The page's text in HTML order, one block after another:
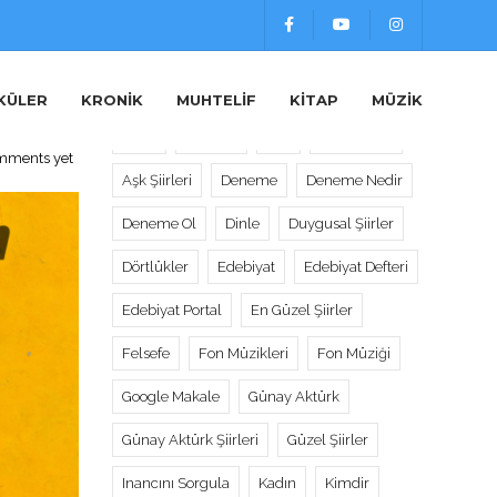
KRONIK MUHTELIF KITAP MÜZIK
yet
Aşk Şiirleri Deneme Deneme Nedir
Deneme Ol Dinle Duygusal Şiirler
Dörtlükler Edebiyat Edebiyat Defteri
Edebiyat Portal En Güzel Şiirler
Felsefe Fon Müzikleri Fon Müziği
Google Makale Günay Aktürk
Günay Aktürk Şiirleri Güzel Şiirler
Inancını Sorgula Kadın Kimdir